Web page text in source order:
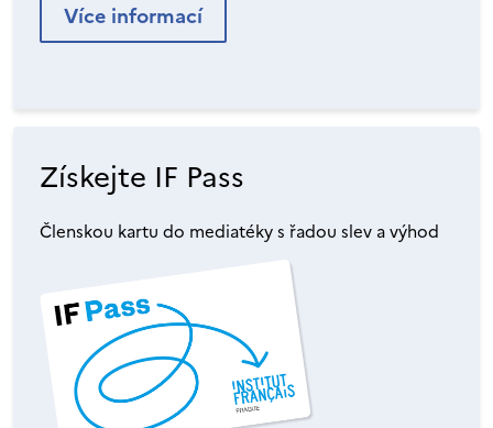
Více informací
Získejte IF Pass
Členskou kartu do mediatéky s řadou slev a výhod